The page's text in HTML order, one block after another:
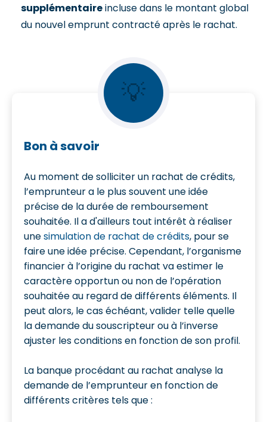
supplémentaireincluse dans le montant global
du nouvel emprunt contracté après le rachat.
💡
Bon à savoir
Au moment de solliciter un rachat de crédits,
l’emprunteur a le plus souvent une idée
précise de la durée de remboursement
souhaitée. Il a d'ailleurs tout intérêt à réaliser
unesimulation de rachat de crédits, pour se
faire une idée précise. Cependant, l’organisme
financier à l’origine du rachat va estimer le
caractère opportun ou non de l’opération
souhaitée au regard de différents éléments. Il
peut alors, le cas échéant, valider telle quelle
la demande du souscripteur ou à l’inverse
ajuster les conditions en fonction de son profil.
La banque procédant au rachat analyse la
demande de l’emprunteur en fonction de
différents critères tels que :